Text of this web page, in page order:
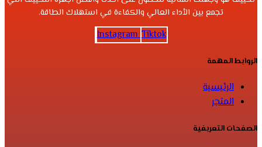
تجمع بين الأداء العالي والكفاءة في استهلاك الطاقة.
Instagram Tiktok
الروابط المهمة
الرئيسية
المتجر
الصفحات التعريفية